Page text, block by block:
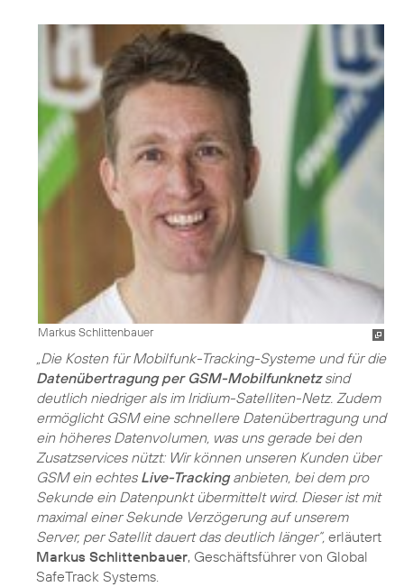
Markus Schlittenbauer
„Die Kosten für Mobilfunk-Tracking-Systeme und für die
Datenübertragung per GSM-Mobilfunknetzsind
deutlich niedriger als im Iridium-Satelliten-Netz. Zudem
ermöglicht GSM eine schnellere Datenübertragung und
ein höheres Datenvolumen, was uns gerade bei den
Zusatzservices nützt: Wir können unseren Kunden über
GSM ein echtes Live-Trackinganbieten, bei dem pro
Sekunde ein Datenpunkt übermittelt wird. Dieser ist mit
maximal einer Sekunde Verzögerung auf unserem
Server, per Satellit dauert das deutlich länger“, erläutert
Markus Schlittenbauer, Geschäftsführer von Global
SafeTrack Systems.